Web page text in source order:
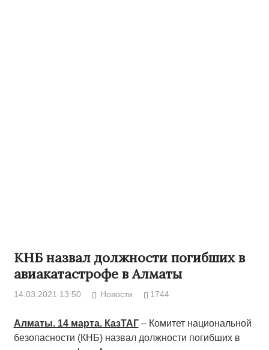
КНБ назвал должности погибших в
авиакатастрофе в Алматы
14.03.2021 13:50 Новости 1744
Алматы. 14 марта. КазТАГ– Комитет национальной
безопасности (КНБ) назвал должности погибших в